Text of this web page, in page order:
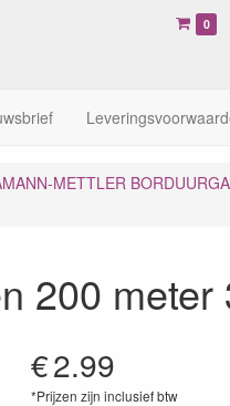
0
METTLER
200 meter
€2.99
*Prijzen zijn inclusief btw